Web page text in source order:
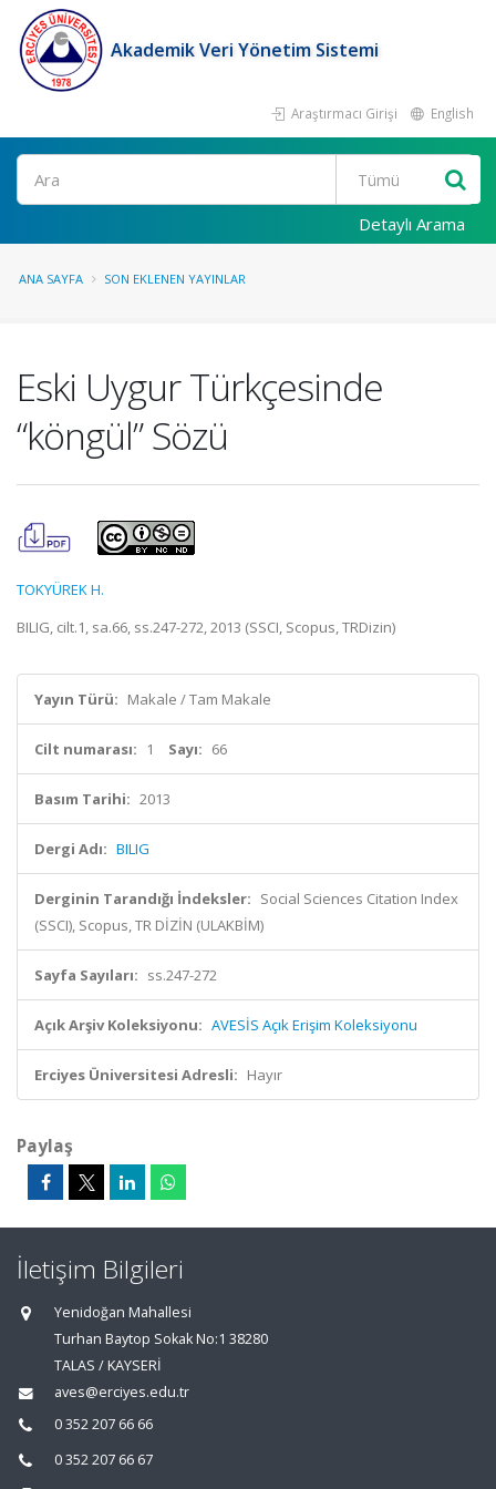
Akademik Veri Yönetim Sistemi
Araştırmacı Girişi English
Ara
Detaylı Arama
ANA SAYFA SON EKLENEN YAYINLAR
Eski Uygur Türkçesinde
“köngül” Sözü
TOKYÜREK H.
BILIG, cilt.1, sa.66, ss.247-272, 2013 (SSCI, Scopus, TRDizin)
Yayın Türü: Makale / Tam Makale
Cilt numarası: 1 Sayı: 66
Basım Tarihi: 2013
Dergi Adı: BILIG
Derginin Tarandığı İndeksler: Social Sciences Citation Index
(SSCI), Scopus, TR DİZİN (ULAKBİM)
Sayfa Sayıları: ss.247-272
Açık Arşiv Koleksiyonu: AVESİS Açık Erişim Koleksiyonu
Erciyes Üniversitesi Adresli: Hayır
Paylaş
İletişim Bilgileri
Yenidoğan Mahallesi
Turhan Baytop Sokak No:1 38280
TALAS / KAYSERİ
aves@erciyes.edu.tr
0 352 207 66 66
0 352 207 66 67